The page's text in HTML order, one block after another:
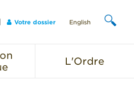
Votre dossier English
L'Ordre